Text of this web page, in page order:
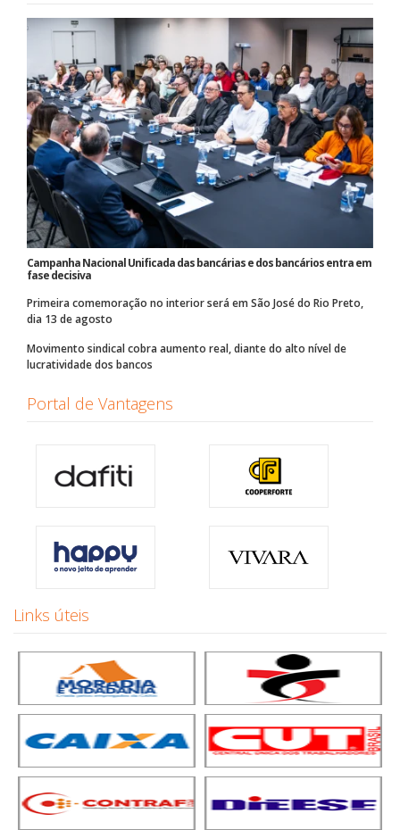
Campanha Nacional Unificada das bancárias e dos bancários entra em
fase decisiva
Primeira comemoração no interior será em São José do Rio Preto,
dia 13 de agosto
Movimento sindical cobra aumento real, diante do alto nível de
lucratividade dos bancos
Portal de Vantagens
Links úteis